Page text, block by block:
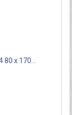
x 170...